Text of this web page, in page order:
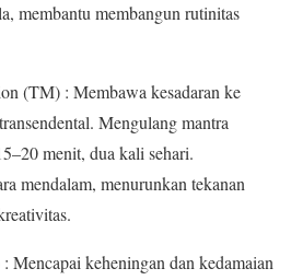
membantu membangun rutinitas
(TM) : Membawa kesadaran ke
Mengulang mantra
menit, dua kali sehari.
mendalam, menurunkan tekanan
Mencapai keheningan dan kedamaian